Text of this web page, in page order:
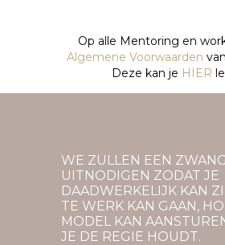
Op alle Mentoring en
Algemene Voorwaarden
Deze kan je HIER
WE ZULLEN EEN
UITNODIGEN ZODAT JE
DAADWERKELIJK KAN
TE WERK KAN GAAN,
MODEL KAN
JE DE REGIE HOUDT.